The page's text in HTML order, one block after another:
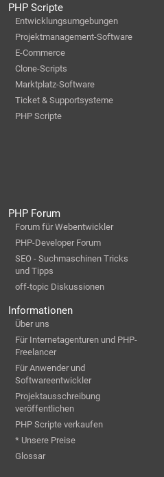
PHP Scripte
Entwicklungsumgebungen
Projektmanagement-Software
E-Commerce
Clone-Scripts
Marktplatz-Software
Ticket & Supportsysteme
PHP Scripte
PHP Forum
Forum für Webentwickler
PHP-Developer Forum
SEO - Suchmaschinen Tricks
und Tipps
off-topic Diskussionen
Informationen
Über uns
Für Internetagenturen und PHP-
Freelancer
Für Anwender und
Softwareentwickler
Projektausschreibung
veröffentlichen
PHP Scripte verkaufen
* Unsere Preise
Glossar